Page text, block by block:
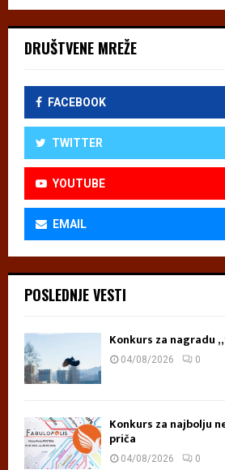
DRUŠTVENE MREŽE
FACEBOOK
TWITTER
YOUTUBE
EMAIL
POSLEDNJE VESTI
Konkurs za nagradu
04/08/2026 0
Konkurs za najbolju
priča
04/08/2026 0